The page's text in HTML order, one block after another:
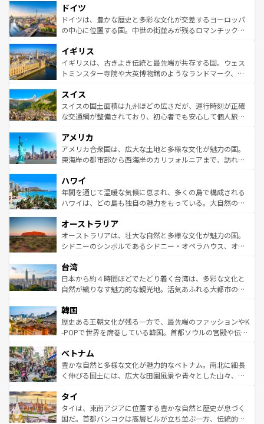
せる。地方によって風土や気候が異なるスペインはその個
性で訪れる人を魅了する。 なお、新着のスペイン情報は コ
ンテンツ一覧を参照してほしい。
で、幅広い魅力が詰まっている。華麗な宮殿、歴史的な大
聖堂、美しいビーチ、そして豊かな自然が、訪れる者を心
から魅了する。また、フランスは美食の国としても知ら
いる。シャンパンの発祥地であるランス、プロヴァンスの
香り高いラベンダー畑など、多彩な楽しみ方が可能だ。さ
らに、パリ以外の地域にも魅力が溢れており、どの街角に
れる地方に足を運ぶとそれぞれで全く異なる文化を体験で
きるだろう。 なお、新着のフランス情報はコンテンツ一覧
を参照してほしい。
ドイツ
ドイツは、豊かな歴史と多彩な文化が交差するヨーロッパ
の中心に位置する国。中世の街並みが残るロマンチック街
顔を持つこの国は、どこを歩いても飽きることがない。ベ
ルリンの文化的活気、バイエルン州のアルプスの絶景、そ
してライン川沿いのワイン畑といった風景は必見。ビール
は、お酒好きな人にはぜひ体験してほしい。 なお、新着の
ドイツ情報はコンテンツ一覧を参照してほしい。
イギリス
イギリスは、古きよき伝統と最先端が共存する国。ウェス
トミンスター寺院や大英博物館のようなランドマーク、歴
リアごとに異なる魅力がある。また、優雅なアフタヌーン
ティー、ビール好きにはたまらない英国パブ、サッカー観
戦など、本場だからこそできる体験も豊富。イギリスを旅
ンツ一覧を参照してほしい。
スイス
スイスの国土面積は九州ほどの広さだが、運行時刻が正確
な交通網が整備されており、初心者でも安心して個人旅行
の建物がそのまま残る町や、スイスならではのユニークな
博物館もあり、アルプス観光だけでなく町歩きも満喫する
ことができる。国民の所得が高いため物価も高いが、旅行
ば市内交通費無料で観光を楽しむこともできる。 なお、新
着のスイス情報はコンテンツ一覧 を参照してほしい。
アメリカ
アメリカ合衆国は、広大な土地と多様な文化が魅力の国。
東海岸の都市部から西海岸のカリフォルニアまで、訪れる
のような巨大都市は、観光、ショッピング、エンターテイ
ンメントが詰まった刺激的なスポットだ。一方、アメリカ
西部には大自然が広がり、グランドキャニオンやイエロー
部のニューオーリンズでは、音楽と美食が融合した独特の
文化が魅力。旅行者はアメリカの各地域で異なる魅力を楽
しみながら、その多様性と豊かな歴史を感じることができ
ならではの贅沢な旅のスタイルだ。 なお、新着のアメリカ
情報はコンテンツ一覧を参照してほしい。
ハワイ
年間を通じて温暖な気候に恵まれ、多くの島で構成される
ハワイは、どの島も独自の魅力をもっている。大自然の神
ワイ島は見逃せない。また、定番の観光地といえばオアフ
島だが、静かな自然を求めるならマウイ島やカウアイ島が
おすすめ。エメラルドグリーンに輝く海をはじめ、豊かな
れるおもてなしの心で訪れる人々を迎えてくれるハワイの
人々、おいしいローカルフードやハワイアンミュージッ
ク、伝統的なフラダンスなど、すべてがハワイの魅力を彩
ワイを、存分に味わってほしい。 なお、新着のハワイ情報
はコンテンツ一覧を参照してほしい。
オーストラリア
オーストラリアは、壮大な自然と多様な文化が魅力の国。
シドニーのシンボルであるシドニー・オペラハウス、オー
リアリーフや大陸中央部にそびえるウルル（エアーズロッ
ク）、タスマニアの美しい原生林やケアンズの熱帯雨林な
ど、見どころがたくさん。また、カフェやワイン、オージ
いる。アクティビティも充実しており、サーフィンやダイ
ビング、ハイキングなど、アウトドア好きにはたまらな
い。オーストラリアの多彩な魅力を存分に味わいつくそ
参照してほしい。
台湾
日本から約４時間ほどでたどり着く台湾は、多彩な文化と
自然が織りなす魅力的な観光地。活気あふれる大都市の台
ン）、静ひつな山岳地帯である台湾東部など、都市の喧騒
と山間の静けさが共存しており、訪れる人に新しい発見と
驚きをもたらしてくれる。また、奥深い台湾の食文化も魅
容にもいいと評判のスイーツなど、バラエティ豊かな料理
が味わえる。 なお、新着の台湾情報は コンテンツ一覧を参
照してほしい。
韓国
歴史ある王朝文化が残る一方で、最先端のファッションやK
-POPで世界を席巻している韓国。首都ソウルの宮殿や伝統
き、地方に足を延ばせば四季折々の自然美を楽しむことが
できる。そして、キムチや焼肉、絶品のストリートフード
まで、さまざまな韓国料理が待っている。夜には、韓国な
リティに包まれながら、韓国の多彩な魅力を心ゆくまで味
わってみてほしい。 なお、新着の韓国情報はコンテンツ一
覧を参照してほしい。
ベトナム
豊かな自然と多様な文化が魅力的なベトナム。南北に細長
く伸びる国土には、広大な田園風景や青々とした山々、世
急速な発展と共に伝統が息づく。ハノイの古い町並みやホ
ーチミン市のフランス統治時代の建物も、独特の雰囲気を
醸し出している。また、バラエティの豊かさとおいしさで
タイ
タイは、東南アジアに位置する豊かな自然と歴史が息づく
国だ。首都バンコクは高層ビルが立ち並ぶ一方、伝統的な